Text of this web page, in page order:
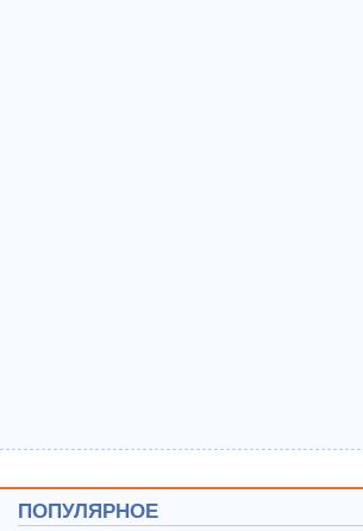
ПОПУЛЯРНОЕ